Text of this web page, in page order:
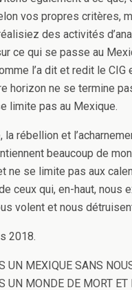
vos propres critères,
des activités
ce qui se passe au
l’a dit et redit le
horizon ne se termine
limite pas au Mexique.
la rébellion et
beaucoup de
ne se limite pas aux
ceux qui, en-haut, nous
volent et nous
2018.
UN MEXIQUE SANS
UN MONDE DE MORT ET